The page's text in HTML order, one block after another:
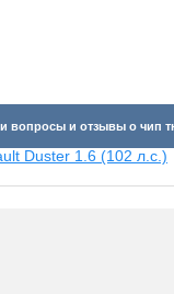
вопросы и отзывы о чип
прибавки для
Duster 1.6 (102 л.с.)